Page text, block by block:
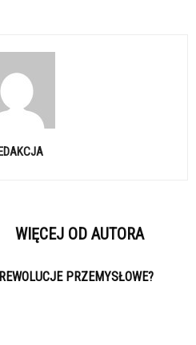
WIĘCEJ OD AUTORA
PRZEMYSŁOWE?